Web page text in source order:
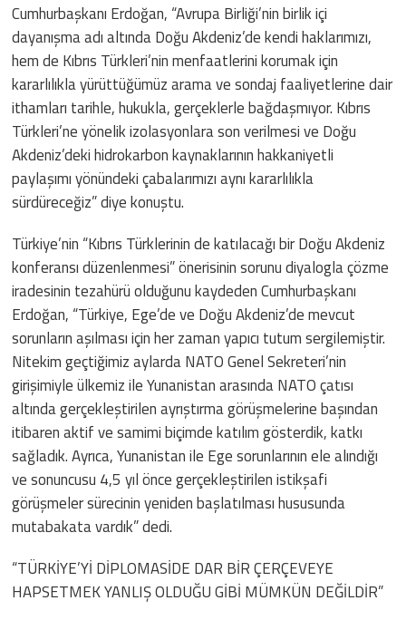
Cumhurbaşkanı Erdoğan, “Avrupa Birliği’nin birlik içi
dayanışma adı altında Doğu Akdeniz’de kendi haklarımızı,
hem de Kıbrıs Türkleri’nin menfaatlerini korumak için
kararlılıkla yürüttüğümüz arama ve sondaj faaliyetlerine dair
ithamları tarihle, hukukla, gerçeklerle bağdaşmıyor. Kıbrıs
Türkleri’ne yönelik izolasyonlara son verilmesi ve Doğu
Akdeniz’deki hidrokarbon kaynaklarının hakkaniyetli
paylaşımı yönündeki çabalarımızı aynı kararlılıkla
sürdüreceğiz” diye konuştu.
Türkiye’nin “Kıbrıs Türklerinin de katılacağı bir Doğu Akdeniz
konferansı düzenlenmesi” önerisinin sorunu diyalogla çözme
iradesinin tezahürü olduğunu kaydeden Cumhurbaşkanı
Erdoğan, “Türkiye, Ege’de ve Doğu Akdeniz’de mevcut
sorunların aşılması için her zaman yapıcı tutum sergilemiştir.
Nitekim geçtiğimiz aylarda NATO Genel Sekreteri’nin
girişimiyle ülkemiz ile Yunanistan arasında NATO çatısı
altında gerçekleştirilen ayrıştırma görüşmelerine başından
itibaren aktif ve samimi biçimde katılım gösterdik, katkı
sağladık. Ayrıca, Yunanistan ile Ege sorunlarının ele alındığı
ve sonuncusu 4,5 yıl önce gerçekleştirilen istikşafi
görüşmeler sürecinin yeniden başlatılması hususunda
mutabakata vardık” dedi.
“TÜRKİYE’Yİ DİPLOMASİDE DAR BİR ÇERÇEVEYE
HAPSETMEK YANLIŞ OLDUĞU GİBİ MÜMKÜN DEĞİLDİR”